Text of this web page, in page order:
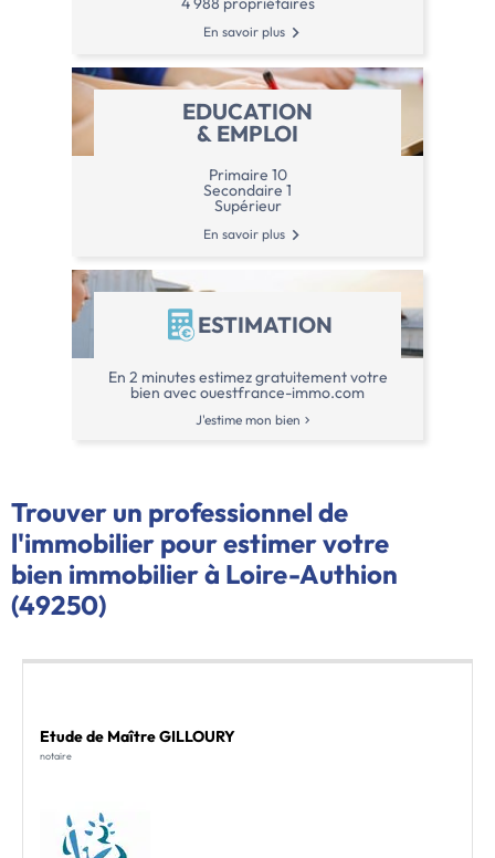
En savoir plus
EDUCATION
& EMPLOI
Primaire 10
Secondaire 1
Supérieur
En savoir plus
ESTIMATION
En 2 minutes estimez gratuitement votre
bien avec ouestfrance-immo.com
J'estime mon bien
Trouver un professionnel de
l'immobilier pour estimer votre
bien immobilier à Loire-Authion
(49250)
Etude de Maître GILLOURY
notaire